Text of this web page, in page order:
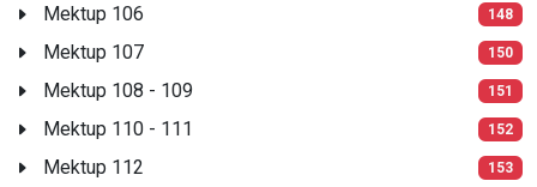
Mektup 106 148
Mektup 107 150
Mektup 108 - 109 151
Mektup 110 - 111 152
Mektup 112 153